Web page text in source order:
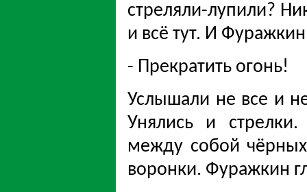
стреляли-лупили?
и всё тут. И
- Прекратить огонь!
Услышали не все и
Унялись и
между собой
воронки. Фуражкин